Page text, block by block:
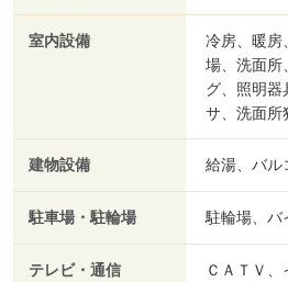
室内設備
冷房、暖房
場、洗面所
グ、照明器
サ、洗面所
建物設備 給湯、バル
駐車場・駐輪場 駐輪場、バ
テレビ・通信
ＣＡＴＶ